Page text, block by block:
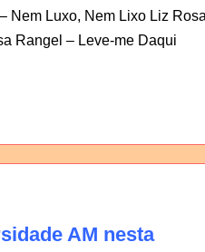
Nem Luxo, Nem Lixo Liz
Rangel – Leve-me Daqui
AM nesta